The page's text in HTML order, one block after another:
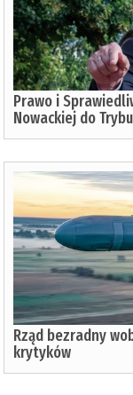
Prawo i
Nowackiej do
Rząd bezradny
krytyków